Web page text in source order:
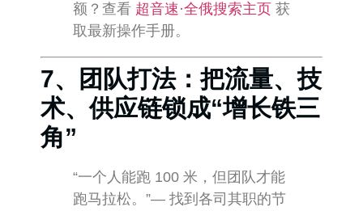
额？查看 超音速·全俄搜索主页 获
取最新操作手册。
7、团队打法：把流量、技
术、供应链锁成“增长铁三
角”
“一个人能跑 100 米，但团队才能
跑马拉松。”— 找到各司其职的节